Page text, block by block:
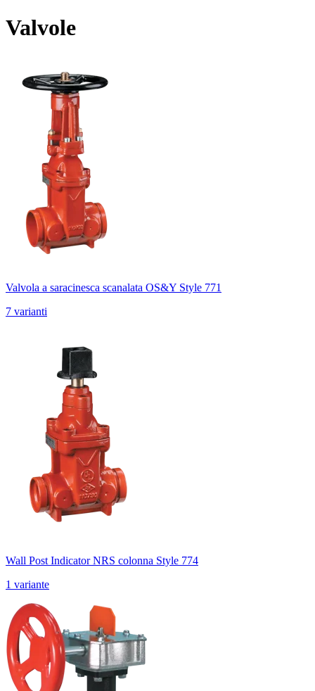
Valvole
Valvola a saracinesca scanalata OS&Y Style 771
7 varianti
Wall Post Indicator NRS colonna Style 774
1 variante